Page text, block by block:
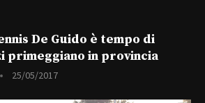
De Guido è tempo di
primeggiano in provincia
25/05/2017